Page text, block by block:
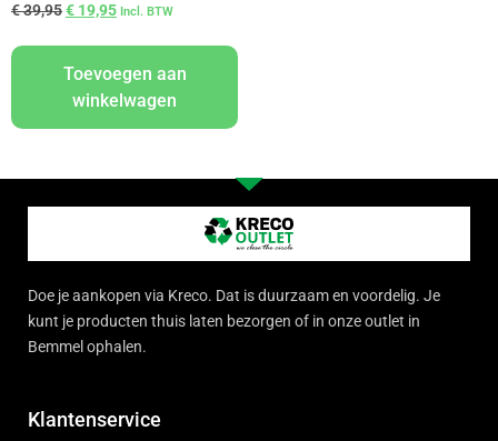
€39,95€ 19,95 Incl. BTW
Toevoegen aan
winkelwagen
Doe je aankopen via Kreco. Dat is duurzaam en voordelig. Je
kunt je producten thuis laten bezorgen of in onze outlet in
Bemmel ophalen.
Klantenservice